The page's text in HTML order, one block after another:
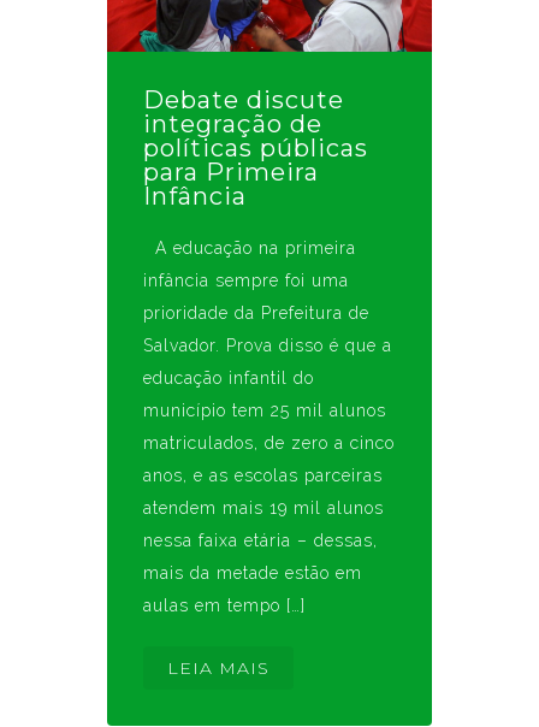
Debate discute
integração de
políticas públicas
para Primeira
Infância
A educação na primeira
infância sempre foi uma
prioridade da Prefeitura de
Salvador. Prova disso é que a
educação infantil do
município tem 25 mil alunos
matriculados, de zero a cinco
anos, e as escolas parceiras
atendem mais 19 mil alunos
nessa faixa etária – dessas,
mais da metade estão em
aulas em tempo […]
LEIA MAIS